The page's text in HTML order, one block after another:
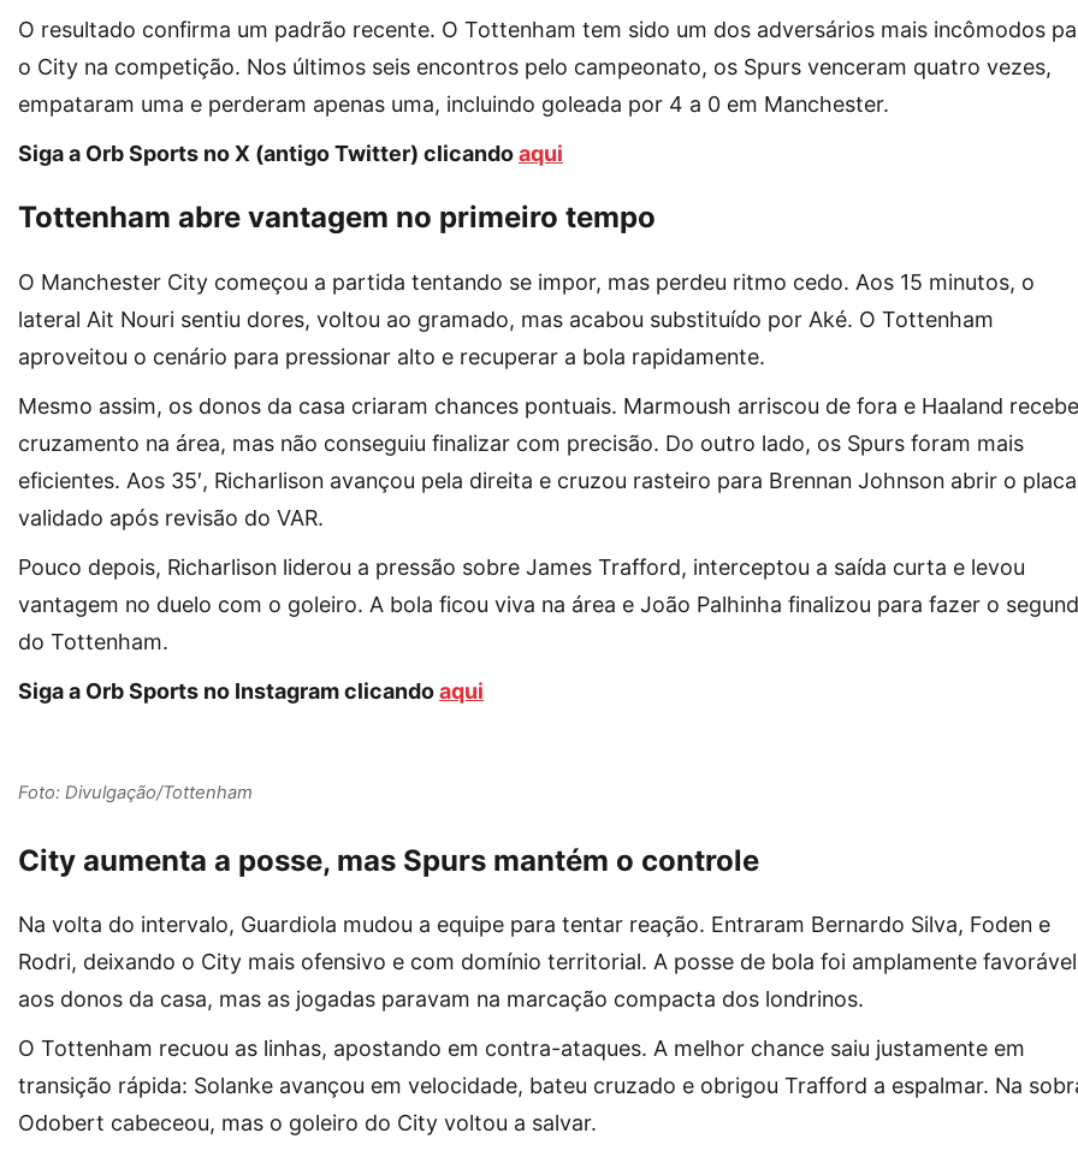
O resultado confirma um padrão recente. O Tottenham tem sido um dos adversários mais incômodos
o City na competição. Nos últimos seis encontros pelo campeonato, os Spurs venceram quatro vezes,
empataram uma e perderam apenas uma, incluindo goleada por 4 a 0 em Manchester.
Siga a Orb Sports no X (antigo Twitter) clicandoaqui
Tottenham abre vantagem no primeiro tempo
O Manchester City começou a partida tentando se impor, mas perdeu ritmo cedo. Aos 15 minutos, o
lateral Ait Nouri sentiu dores, voltou ao gramado, mas acabou substituído por Aké. O Tottenham
aproveitou o cenário para pressionar alto e recuperar a bola rapidamente.
Mesmo assim, os donos da casa criaram chances pontuais. Marmoush arriscou de fora e Haaland
cruzamento na área, mas não conseguiu finalizar com precisão. Do outro lado, os Spurs foram mais
eficientes. Aos 35′, Richarlison avançou pela direita e cruzou rasteiro para Brennan Johnson abrir o
validado após revisão do VAR.
Pouco depois, Richarlison liderou a pressão sobre James Trafford, interceptou a saída curta e levou
vantagem no duelo com o goleiro. A bola ficou viva na área e João Palhinha finalizou para fazer o
do Tottenham.
Siga a Orb Sports no Instagram clicandoaqui
Foto: Divulgação/Tottenham
City aumenta a posse, mas Spurs mantém o controle
Na volta do intervalo, Guardiola mudou a equipe para tentar reação. Entraram Bernardo Silva, Foden e
Rodri, deixando o City mais ofensivo e com domínio territorial. A posse de bola foi amplamente favorável
aos donos da casa, mas as jogadas paravam na marcação compacta dos londrinos.
O Tottenham recuou as linhas, apostando em contra-ataques. A melhor chance saiu justamente em
transição rápida: Solanke avançou em velocidade, bateu cruzado e obrigou Trafford a espalmar. Na
Odobert cabeceou, mas o goleiro do City voltou a salvar.